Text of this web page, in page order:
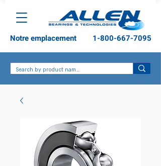
1-800-667-7095
Notre emplacement